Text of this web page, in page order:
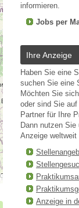
informieren.
Jobs per
Ihre Anzeige
Haben Sie eine
suchen Sie eine
Möchten Sie
oder sind Sie
Partner für Ihre
Dann nutzen
Anzeige weltweit
Anzeige in